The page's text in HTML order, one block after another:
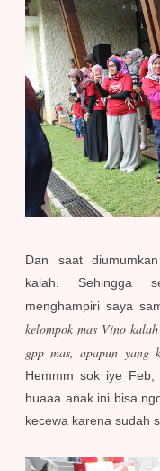
Dan saat
kalah. Sehingga
menghampiri saya
kelompok mas Vino
gpp mas, apapun yang
Hemmm sok iye
huaaa anak ini bisa
kecewa karena sudah